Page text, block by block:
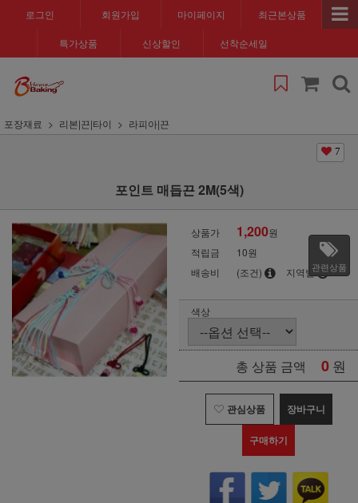
로그인 회원가입 마이페이지 최근본상품
특가상품 신상할인 선착순세일
포장재료 리본|끈|타이 라피아|끈
7
포인트 매듭끈 2M(5색)
상품가 1,200원
적립금
10원
배송비
(조건) 지역별관련상품
색상
총 상품 금액 0 원
관심상품 장바구니
구매하기